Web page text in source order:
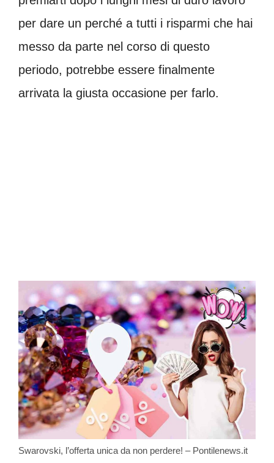
per dare un perché a tutti i risparmi che hai
messo da parte nel corso di questo
periodo, potrebbe essere finalmente
arrivata la giusta occasione per farlo.
Swarovski, l’offerta unica da non perdere! – Pontilenews.it